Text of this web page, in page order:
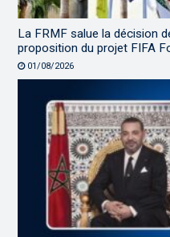
La FRMF salue la décision
proposition du projet FIFA
01/08/2026